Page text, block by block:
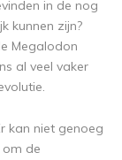
in de nog
kunnen zijn?
Megalodon
al veel vaker
kan niet genoeg
om de